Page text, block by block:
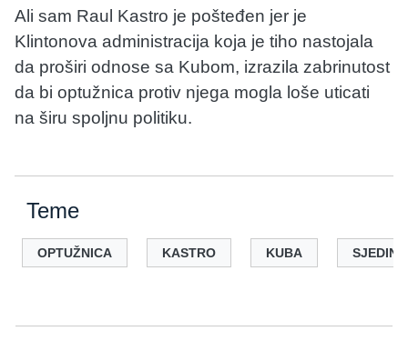
Ali sam Raul Kastro je pošteđen jer je
Klintonova administracija koja je tiho nastojala
da proširi odnose sa Kubom, izrazila zabrinutost
da bi optužnica protiv njega mogla loše uticati
na širu spoljnu politiku.
Teme
OPTUŽNICA KASTRO KUBA